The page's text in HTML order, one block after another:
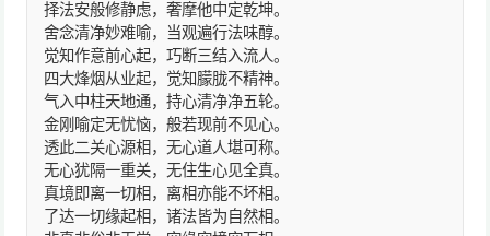
择法安般修静虑，奢摩他中定乾坤。
舍念清净妙难喻，当观遍行法味醇。
觉知作意前心起，巧断三结入流人。
四大烽烟从业起，觉知朦胧不精神。
气入中柱天地通，持心清净净五轮。
金刚喻定无忧恼，般若现前不见心。
透此二关心源相，无心道人堪可称。
无心犹隔一重关，无住生心见全真。
真境即离一切相，离相亦能不坏相。
了达一切缘起相，诸法皆为自然相。